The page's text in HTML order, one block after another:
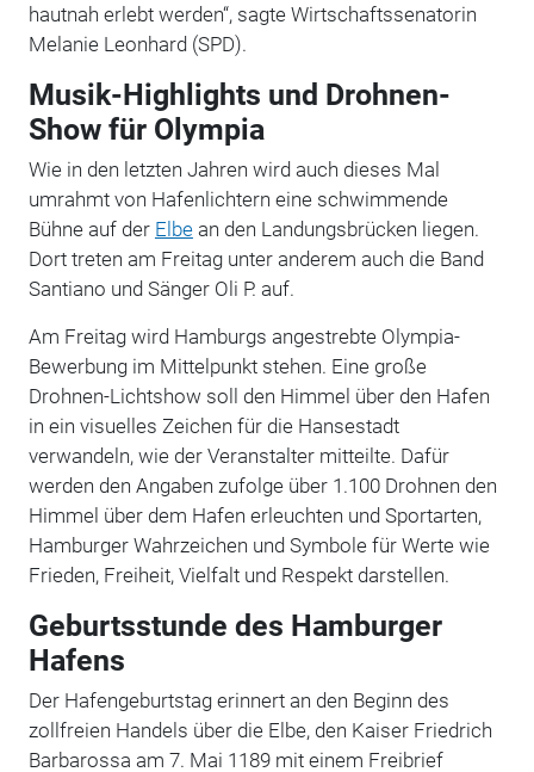
hautnah erlebt werden“, sagte Wirtschaftssenatorin
Melanie Leonhard (SPD).
Musik-Highlights und Drohnen-
Show für Olympia
Wie in den letzten Jahren wird auch dieses Mal
umrahmt von Hafenlichtern eine schwimmende
Bühne auf der Elbean den Landungsbrücken liegen.
Dort treten am Freitag unter anderem auch die Band
Santiano und Sänger Oli P. auf.
Am Freitag wird Hamburgs angestrebte Olympia-
Bewerbung im Mittelpunkt stehen. Eine große
Drohnen-Lichtshow soll den Himmel über den Hafen
in ein visuelles Zeichen für die Hansestadt
verwandeln, wie der Veranstalter mitteilte. Dafür
werden den Angaben zufolge über 1.100 Drohnen den
Himmel über dem Hafen erleuchten und Sportarten,
Hamburger Wahrzeichen und Symbole für Werte wie
Frieden, Freiheit, Vielfalt und Respekt darstellen.
Geburtsstunde des Hamburger
Hafens
Der Hafengeburtstag erinnert an den Beginn des
zollfreien Handels über die Elbe, den Kaiser Friedrich
Barbarossa am 7. Mai 1189 mit einem Freibrief